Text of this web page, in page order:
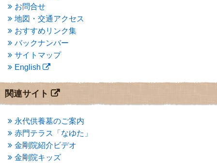
2014年9月
2014年5月(1)
2014年4月 (4)
2014年1月 (1)
2013年11月(4)
2013年10月 (2)
2013年9月(4)
2013年7月
(7)
2013年6月 (6)
2013年5月(13)
2013年4月(1)
2013年3月
(4)
2013年2月(6)
2013年1月(6)
2012年12月(7)
お問合せ
地図・交通アクセス
おすすめリンク集
バックナンバー
サイトマップ
English
関連サイト
永代供養墓のご案内
赤門テラス「なゆた」
金剛院紹介ビデオ
金剛院キッズ